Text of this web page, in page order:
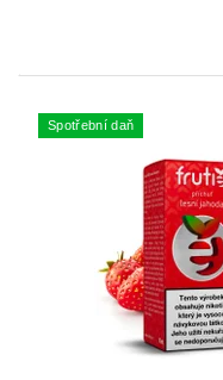
Spotřební daň